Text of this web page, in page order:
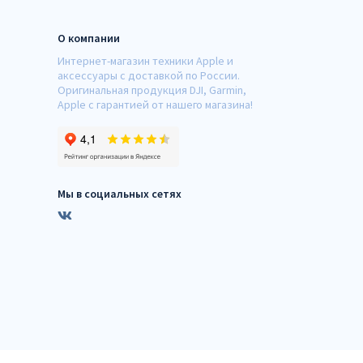
О компании
Интернет-магазин техники Apple и
аксессуары с доставкой по России.
Оригинальная продукция DJI, Garmin,
Apple с гарантией от нашего магазина!
Мы в социальных сетях